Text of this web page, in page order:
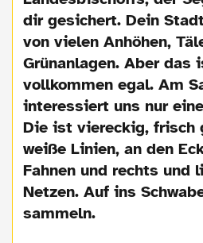
dir gesichert. Dein
von vielen Anhöhen,
Grünanlagen. Aber das
vollkommen egal. Am
interessiert uns nur
Die ist viereckig, frisch
weiße Linien, an den
Fahnen und rechts und
Netzen. Auf ins
sammeln.